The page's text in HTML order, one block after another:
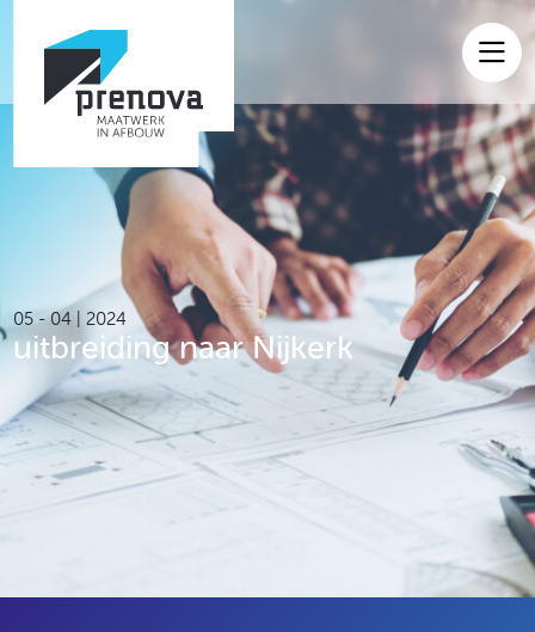
Home
Producten
Referenties
Maatwerk
Over ons
Nieuws
Contact
05 - 04 | 2024
uitbreiding naar Nijkerk